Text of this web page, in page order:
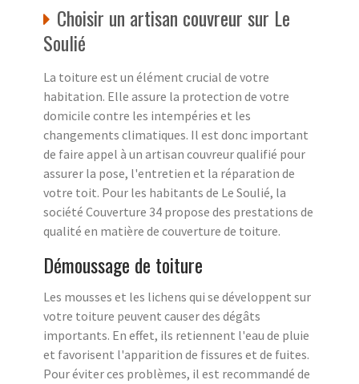
Choisir un artisan couvreur sur Le
Soulié
La toiture est un élément crucial de votre
habitation. Elle assure la protection de votre
domicile contre les intempéries et les
changements climatiques. Il est donc important
de faire appel à un artisan couvreur qualifié pour
assurer la pose, l'entretien et la réparation de
votre toit. Pour les habitants de Le Soulié, la
société Couverture 34 propose des prestations de
qualité en matière de couverture de toiture.
Démoussage de toiture
Les mousses et les lichens qui se développent sur
votre toiture peuvent causer des dégâts
importants. En effet, ils retiennent l'eau de pluie
et favorisent l'apparition de fissures et de fuites.
Pour éviter ces problèmes, il est recommandé de